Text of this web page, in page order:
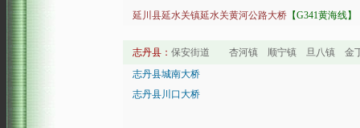
延川县延水关镇延水关黄河公路大桥 【G341黄海线】
志丹县： 保安街道 杏河镇 顺宁镇 旦八镇 金
志丹县城南大桥
志丹县川口大桥